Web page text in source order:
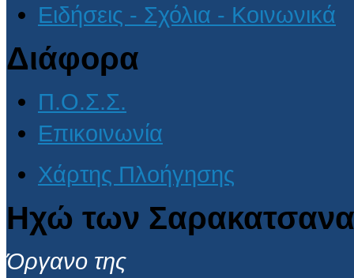
Ειδήσεις - Σχόλια - Κοινωνικά
Διάφορα
Π.Ο.Σ.Σ.
Επικοινωνία
Χάρτης Πλοήγησης
Ηχώ των
Όργανο της